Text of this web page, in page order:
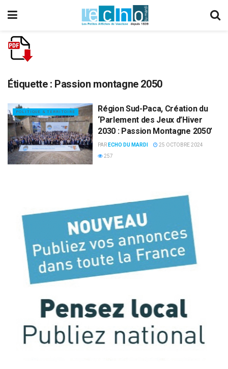
Étiquette : Passion montagne 2050
POLITIQUE & TERRITOIRE
Région Sud-Paca, Création du
‘Parlement des Jeux d’Hiver
2030 : Passion Montagne 2050’
PAR ECHO DU MARDI
25 OCTOBRE 2024
257